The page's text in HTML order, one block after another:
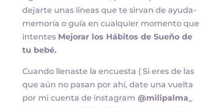
dejarte unas líneas que te sirvan de ayuda-
memoría o guía en cualquier momento que
intentes Mejorar los Hábitos de Sueño de
tu bebé.
Cuando llenaste la encuesta ( Si eres de las
que aún no pasan por ahí, date una vuelta
por mi cuenta de instagram @milipalma_